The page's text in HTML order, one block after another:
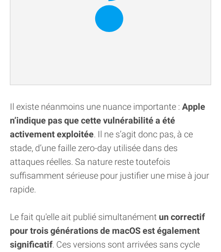
Il existe néanmoins une nuance importante : Apple
n’indique pas que cette vulnérabilité a été
activement exploitée. Il ne s’agit donc pas, à ce
stade, d’une faille zero-day utilisée dans des
attaques réelles. Sa nature reste toutefois
suffisamment sérieuse pour justifier une mise à jour
rapide.
Le fait qu'elle ait publié simultanément un correctif
pour trois générations de macOS est également
significatif. Ces versions sont arrivées sans cycle